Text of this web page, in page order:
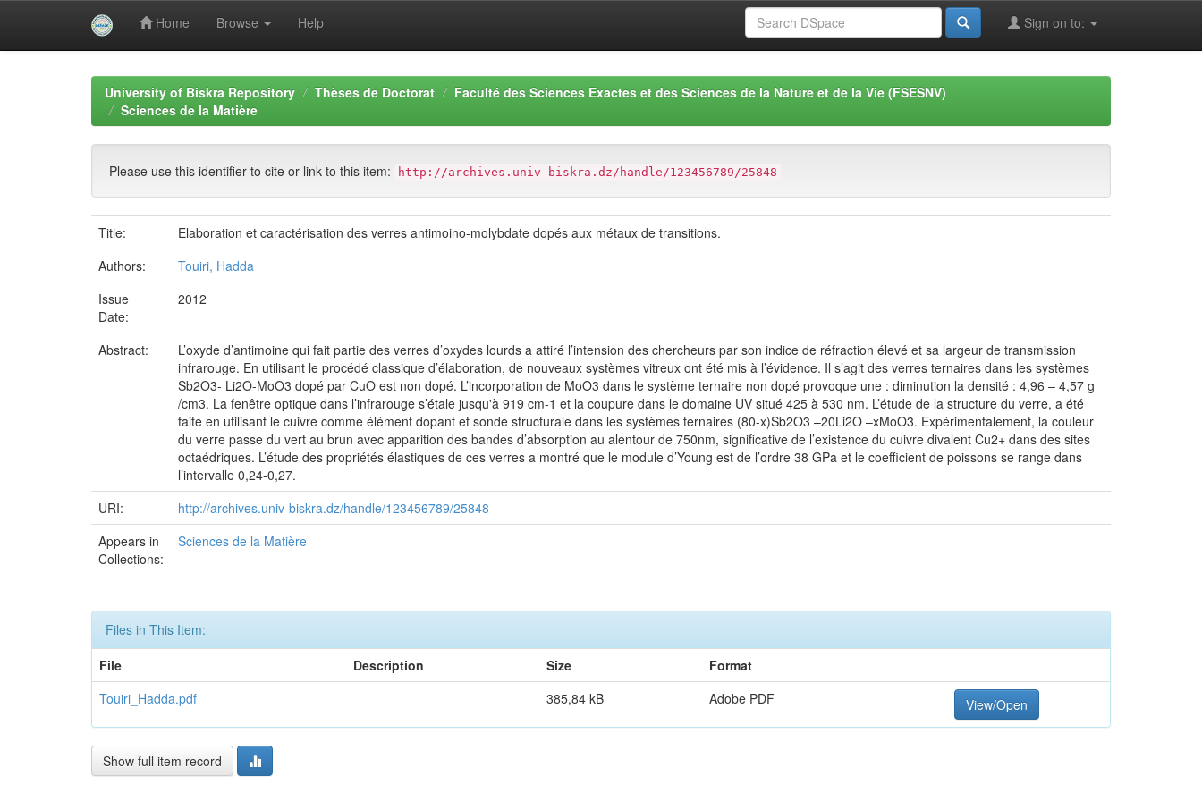
Home Browse Help Sign on to:
University of Biskra Repository Thèses de Doctorat
Faculté des Sciences Exactes et des Sciences de la Nature et de la Vie (FSESNV)
Sciences de la Matière
Please use this identifier to cite or link to this item: http://archives.univ-biskra.dz/handle/123456789/25848
Title:
Elaboration et caractérisation des verres antimoino-molybdate dopés aux métaux de transitions.
Authors:
Touiri, Hadda
Issue
Date:
2012
Abstract:
L’oxyde d’antimoine qui fait partie des verres d’oxydes lourds a attiré l’intension des chercheurs par son indice de réfraction élevé et sa largeur de transmission
infrarouge. En utilisant le procédé classique d’élaboration, de nouveaux systèmes vitreux ont été mis à l’évidence. Il s’agit des verres ternaires dans les systèmes
Sb2O3- Li2O-MoO3 dopé par CuO est non dopé. L’incorporation de MoO3 dans le système ternaire non dopé provoque une : diminution la densité : 4,96 – 4,57 g
/cm3. La fenêtre optique dans l’infrarouge s’étale jusqu'à 919 cm-1 et la coupure dans le domaine UV situé 425 à 530 nm. L’étude de la structure du verre, a été
faite en utilisant le cuivre comme élément dopant et sonde structurale dans les systèmes ternaires (80-x)Sb2O3 –20Li2O –xMoO3. Expérimentalement, la couleur
du verre passe du vert au brun avec apparition des bandes d’absorption au alentour de 750nm, significative de l’existence du cuivre divalent Cu2+ dans des sites
octaédriques. L’étude des propriétés élastiques de ces verres a montré que le module d’Young est de l’ordre 38 GPa et le coefficient de poissons se range dans
l’intervalle 0,24-0,27.
URI:
http://archives.univ-biskra.dz/handle/123456789/25848
Appears in
Collections:
Sciences de la Matière
Files in This Item:
File
Description Size
Format
Touiri_Hadda.pdf
385,84 kB Adobe PDF View/Open
Show full item record